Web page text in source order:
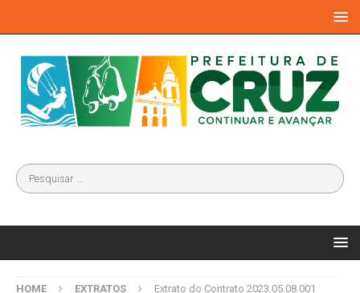
HOME EXTRATOS Extrato do Contrato 2023.05.08.001